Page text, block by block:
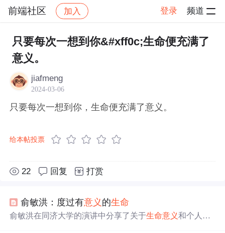
前端社区 加入 登录 频道
社区 前端社区 感慨 帖子详情
只要每次一想到你&#xff0c;生命便充满了
意义。
jiafmeng
2024-03-06
只要每次一想到你，生命便充满了意义。
给本帖投票
22 回复 打赏
俞敏洪：度过有意义 的生命
俞敏洪在同济大学的演讲中分享了关于生命意义和个人成